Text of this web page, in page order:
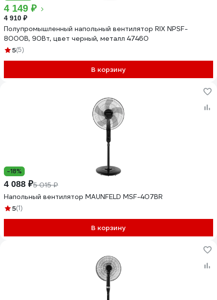
4 149 ₽
4 910 ₽
Полупромышленный напольный вентилятор RIX NPSF-
8000B, 90Вт, цвет черный, металл 47460
5(5)
В корзину
-18%
4 088 ₽5 015 ₽
Напольный вентилятор MAUNFELD MSF-407BR
5(1)
В корзину